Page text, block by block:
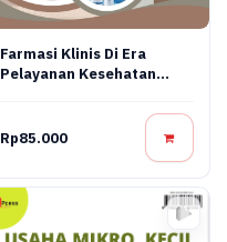
Farmasi Klinis Di Era
Pelayanan Kesehatan
Rp85.000